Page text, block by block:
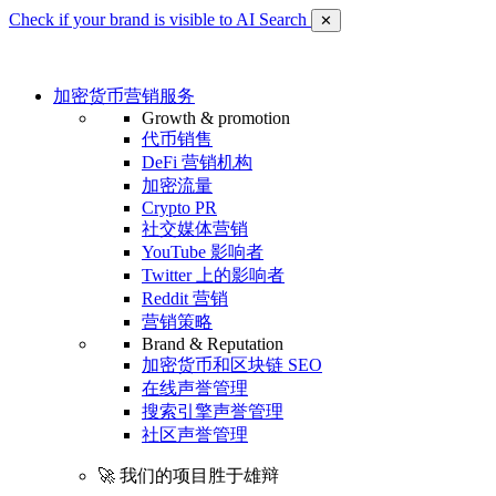
Check if your brand is visible to AI Search ✕
加密货币营销服务
Growth & promotion
代币销售
DeFi 营销机构
加密流量
Crypto PR
社交媒体营销
YouTube 影响者
Twitter 上的影响者
Reddit 营销
营销策略
Brand & Reputation
加密货币和区块链 SEO
在线声誉管理
搜索引擎声誉管理
社区声誉管理
🚀 我们的项目胜于雄辩